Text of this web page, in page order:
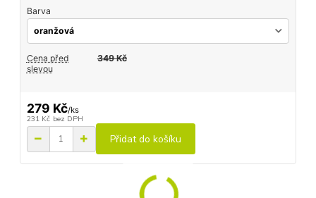
Barva
Cena před
slevou
349 Kč
279 Kč/ks
231 Kč bez DPH
Přidat do košíku